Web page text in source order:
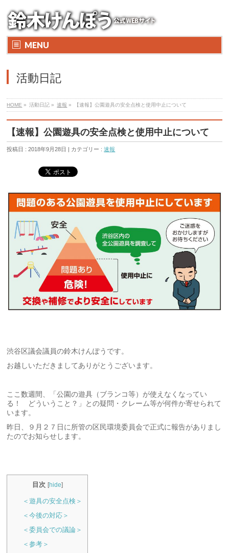
MENU
活動日記
HOME » 活動日記 » 速報 » 【速報】公園遊具の安全点検と使用中止について
【速報】公園遊具の安全点検と使用中止について
投稿日 : 2018年9月28日 | カテゴリー :速報
渋谷区議会議員の鈴木けんぽうです。
お越しいただきましてありがとうございます。
ここ数週間、「公園の遊具（ブランコ等）が使えなくなってい
る！ どういうこと？」との疑問・クレーム等が何件か寄せられて
います。
昨日、９月２７日に所管の区民環境委員会で正式に報告がありまし
たのでお知らせします。
目次 [hide]
＜遊具の安全点検＞
＜今後の対応＞
＜委員会での議論＞
＜参考＞